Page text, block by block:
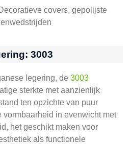
covers, gepolijste
3003
legering, de 3003
sterkte met aanzienlijk
ten opzichte van puur
vormbaarheid in evenwicht met
het geschikt maken voor
als functionele